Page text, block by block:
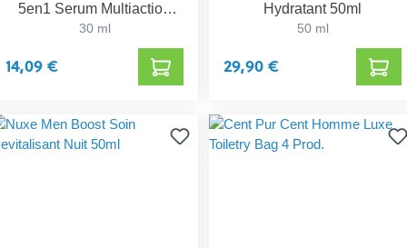
5en1 Serum Multiaction
30ml
30 ml
14,09 €
Hydratant 50ml
50 ml
29,90 €